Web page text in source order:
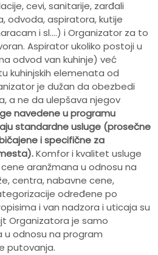
cevi, sanitarije, zarđali
odvoda, aspiratora, kutije
i sl....) i Organizator za to
Aspirator ukoliko postoji u
odvod van kuhinje) već
kuhinjskih elemenata od
je dužan da obezbedi
a ne da ulepšava njegov
navedene u programu
standardne usluge (prosečne
i specifične za
Komfor i kvalitet usluge
aranžmana u odnosu na
centra, nabavne cene,
određene po
i van nadzora i uticaja su
Organizatora je samo
odnosu na program
putovanja.